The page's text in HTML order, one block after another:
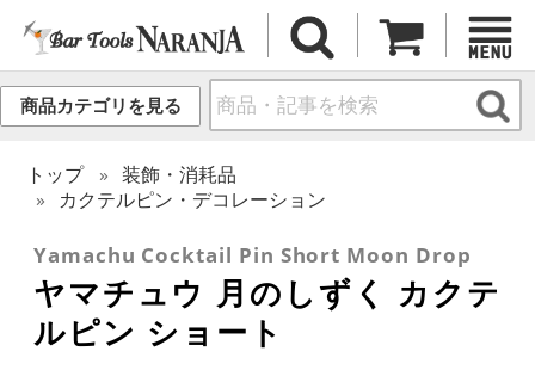
商品カテゴリを見る
トップ
装飾・消耗品
カクテルピン・デコレーション
Yamachu Cocktail Pin Short Moon Drop
ヤマチュウ 月のしずく カクテ
ルピン ショート